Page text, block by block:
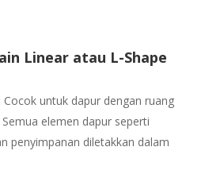
Linear atau L-Shape
: Cocok untuk dapur dengan ruang
elemen dapur seperti
penyimpanan diletakkan dalam